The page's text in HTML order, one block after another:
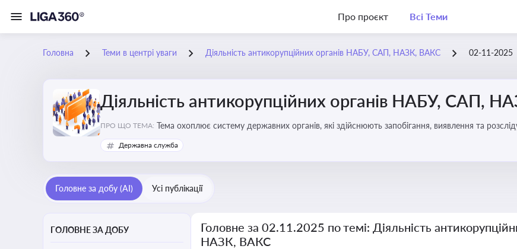
Про проєкт Всі Теми
Головна Теми в центрі уваги Діяльність антикорупційних органів НАБУ, САП, НАЗК, ВАКС 02-11-2025
Діяльність антикорупційних органів НАБУ, САП,
ПРО ЩО ТЕМА: Тема охоплює систему державних органів, які здійснюють запобігання, виявлення та
ключовим елементом забезпечення прозорості й доброчесності у державному управлінні та
Державна служба
Головне за добу (AI) Усі публікації
ГОЛОВНЕ ЗА ДОБУ
Головне за 02.11.2025 по темі: Діяльність
НАЗК, ВАКС